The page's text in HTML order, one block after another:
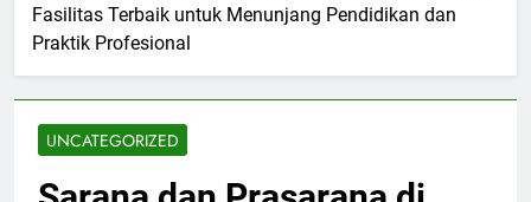
Fasilitas Terbaik untuk Menunjang Pendidikan dan
Praktik Profesional
UNCATEGORIZED